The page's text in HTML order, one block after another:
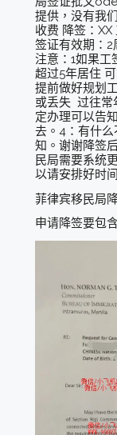
提供，没有我
收费 降签：
签证有效期：2
注意：1如果工
超过5年居住
提前做好规划
或丢失 过往常
定办理可以告
去。4：有什
知。谢谢降签
民局需要系统
以请安排好时间
菲律宾移民局
申请降签要包